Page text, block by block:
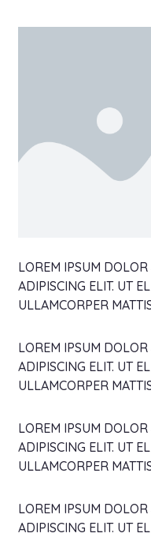
LOREM IPSUM DOLOR
ADIPISCING ELIT. UT
ULLAMCORPER
LOREM IPSUM DOLOR
ADIPISCING ELIT. UT
ULLAMCORPER
LOREM IPSUM DOLOR
ADIPISCING ELIT. UT
ULLAMCORPER
LOREM IPSUM DOLOR
ADIPISCING ELIT. UT